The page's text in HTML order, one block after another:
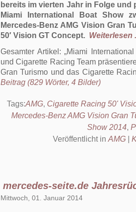
bereits im vierten Jahr in Folge
Miami International Boat Show
Mercedes-Benz AMG Vision Gran
50′ Vision GT Concept. Weiterlesen
Gesamter Artikel: Miami
und Cigarette Racing Team
Gran Turismo und das Cigarette
Beitrag (829 Wörter, 4 Bilder)
Tags:AMG, Cigarette Racing 50'
Mercedes-Benz AMG Vision Gran
Show 2014,
Veröffentlicht in AMG|
mercedes-seite.de
Mittwoch, 01. Januar 2014